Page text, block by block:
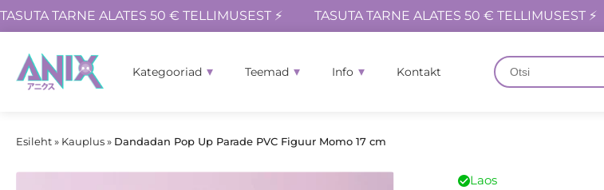
TASUTA TARNE ALATES 50 € TELLIMUSEST ⚡ TASUTA TARNE ALATES 50 € TELLIMUSEST ⚡
Kategooriad Teemad Info Kontakt
Esileht» Kauplus» Dandadan Pop Up Parade PVC Figuur Momo 17 cm
Laos